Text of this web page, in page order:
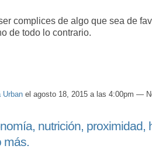
complices de algo que sea de
de todo lo contrario.
Urban el agosto 18, 2015 a las 4:00pm —
nutrición, proximidad,
más.